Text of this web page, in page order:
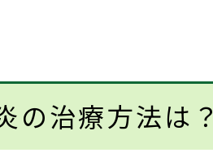
の治療方法は？